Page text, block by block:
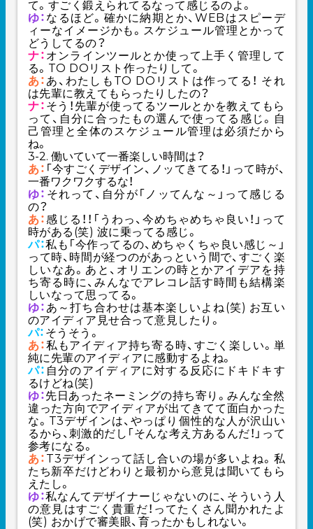
て。すごく鍛えられてるなって感じるのよ。
ゆ： なるほど。確かに納期とか、WEBはスピーデ
ィーなイメージかも。 スケジュール管理とかって
どうしてるの？
ナ： オンラインツールとか使って上手く管理して
る。TO DOリスト作ったりして。
あ： あ、わたしもTO DOリストは作ってる！ それ
は先輩に教えてもらったりしたの？
ナ： そう！先輩が使ってるツールとかを教えてもら
って、自分に合ったもの選んで使ってる感じ。自
己管理と全体のスケジュール管理は必須だから
ね。
3-2. 働いていて一番楽しい時間は？
あ： 「今すごくデザイン、ノッてきてる！」って時が、
一番ワクワクするな！
ゆ： それって、自分が「ノッてんな～」って感じる
の？
あ：感じる！！「うわっ、今めちゃめちゃ良い！」って
時がある(笑) 波に乗ってる感じ。
パ：私も「今作ってるの、めちゃくちゃ良い感じ～」
って時、時間が経つのがあっという間で、すごく楽
しいなあ。あと、オリエンの時とかアイデアを持
ち寄る時に、みんなでアレコレ話す時間も結構楽
しいなって思ってる。
ゆ： あ～打ち合わせは基本楽しいよね(笑) お互い
のアイディア見せ合って意見したり。
パ： そうそう。
あ：私もアイディア持ち寄る時、すごく楽しい。単
純に先輩のアイディアに感動するよね。
パ： 自分のアイディアに対する反応にドキドキす
るけどね(笑)
ゆ：先日あったネーミングの持ち寄り。みんな全然
違った方向でアイディアが出てきてて面白かった
な。T3デザインは、やっぱり個性的な人が沢山い
るから、刺激的だし「そんな考え方あるんだ！」って
参考になる。
あ： T3デザインって話し合いの場が多いよね。私
たち新卒だけどわりと最初から意見は聞いてもら
えたし。
ゆ：私なんてデザイナーじゃないのに、そういう人
の意見はすごく貴重だ！ってたくさん聞かれたよ
(笑) おかげで審美眼、育ったかもしれない。